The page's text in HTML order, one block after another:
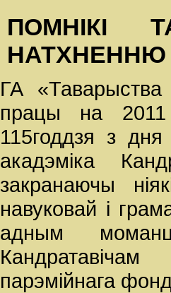
ПОМНІКІ
НАТХНЕННЮ
ГА
працы на 2011
115годдзя з дня
акадэміка
закранаючы
навуковай і
адным
парэмійнага